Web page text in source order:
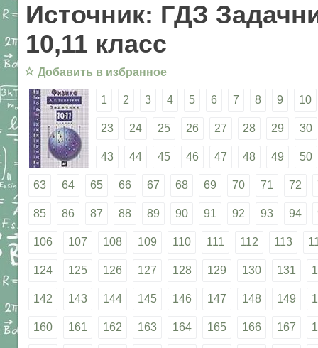
Источник: ГДЗ
10,11 класс
☆ Добавить в избранное
1 2 3 4 5 6 7 8 9 10
23 24 25 26 27 28 29 30
43 44 45 46 47 48 49 50
63 64 65 66 67 68 69 70 71 72
85 86 87 88 89 90 91 92 93 94
106 107 108 109 110 111 112 113
124 125 126 127 128 129 130 131
142 143 144 145 146 147 148 149
160 161 162 163 164 165 166 167